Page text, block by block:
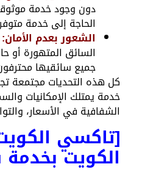
دون وجود خدمة
الحاجة إلى خدمة
الشعور بعدم الأمان:
السائق المتهورة أو
جميع سائقيها
كل هذه التحديات مجتمعة
خدمة يمتلك الإمكانيات
الشفافية في الأسعار،
الكويت